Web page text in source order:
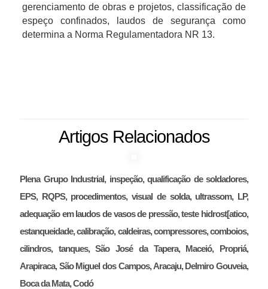
gerenciamento de obras e projetos, classificação de
espeço confinados, laudos de segurança como
determina a Norma Regulamentadora NR 13.
Artigos Relacionados
Plena Grupo Industrial, inspeção, qualificação de soldadores,
EPS, RQPS, procedimentos, visual de solda, ultrassom, LP,
adequação em laudos de vasos de pressão, teste hidrost[atico,
estanqueidade, calibração, caldeiras, compressores, comboios,
cilindros, tanques, São José da Tapera, Maceió, Propriá,
Arapiraca, São Miguel dos Campos, Aracaju, Delmiro Gouveia,
Boca da Mata, Codó